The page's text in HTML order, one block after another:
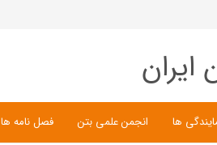
ایران
ها انجمن علمی بتن فصل نامه ها